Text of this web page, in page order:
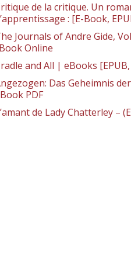
de la critique. Un
: [E-Book,
Journals of Andre Gide,
Online
and All | eBooks [EPUB,
Das Geheimnis
PDF
de Lady Chatterley –